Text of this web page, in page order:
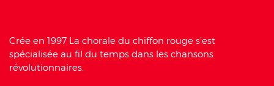
Crée en 1997 La chorale du chiffon rouge s’est
spécialisée au fil du temps dans les chansons
révolutionnaires.